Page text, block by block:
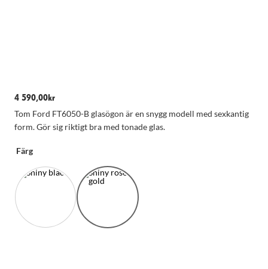
4 590,00 kr
Tom Ford FT6050-B glasögon är en snygg modell med sexkantig
form. Gör sig riktigt bra med tonade glas.
Färg